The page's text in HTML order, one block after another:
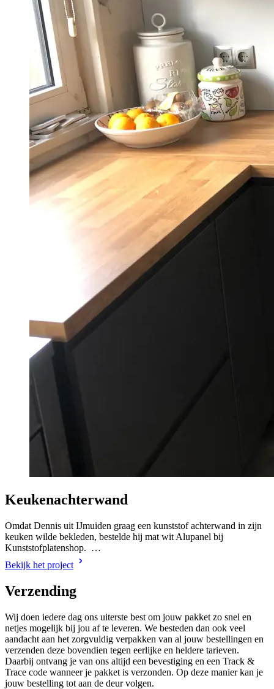
Keukenachterwand
Omdat Dennis uit IJmuiden graag een kunststof achterwand in zijn
keuken wilde bekleden, bestelde hij mat wit Alupanel bij
Kunststofplatenshop. …
Bekijk het project
Verzending
Wij doen iedere dag ons uiterste best om jouw pakket zo snel en
netjes mogelijk bij jou af te leveren. We besteden dan ook veel
aandacht aan het zorgvuldig verpakken van al jouw bestellingen en
verzenden deze bovendien tegen eerlijke en heldere tarieven.
Daarbij ontvang je van ons altijd een bevestiging en een Track &
Trace code wanneer je pakket is verzonden. Op deze manier kan je
jouw bestelling tot aan de deur volgen.